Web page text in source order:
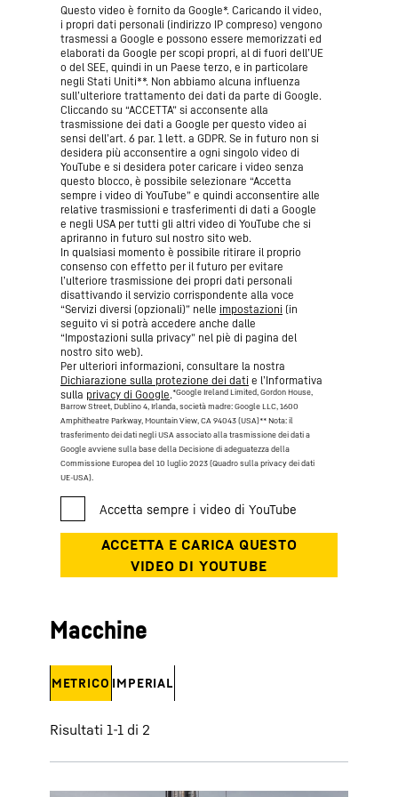
Questo video è fornito da Google*. Caricando il video,
i propri dati personali (indirizzo IP compreso) vengono
trasmessi a Google e possono essere memorizzati ed
elaborati da Google per scopi propri, al di fuori dell’UE
o del SEE, quindi in un Paese terzo, e in particolare
negli Stati Uniti**. Non abbiamo alcuna influenza
sull’ulteriore trattamento dei dati da parte di Google.
Cliccando su “ACCETTA” si acconsente alla
trasmissione dei dati a Google per questo video ai
sensi dell’art. 6 par. 1 lett. a GDPR. Se in futuro non si
desidera più acconsentire a ogni singolo video di
YouTube e si desidera poter caricare i video senza
questo blocco, è possibile selezionare “Accetta
sempre i video di YouTube” e quindi acconsentire alle
relative trasmissioni e trasferimenti di dati a Google
e negli USA per tutti gli altri video di YouTube che si
apriranno in futuro sul nostro sito web.
In qualsiasi momento è possibile ritirare il proprio
consenso con effetto per il futuro per evitare
l’ulteriore trasmissione dei propri dati personali
disattivando il servizio corrispondente alla voce
“Servizi diversi (opzionali)” nelle impostazioni (in
seguito vi si potrà accedere anche dalle
“Impostazioni sulla privacy” nel piè di pagina del
nostro sito web).
Per ulteriori informazioni, consultare la nostra
Dichiarazione sulla protezione dei dati e l’Informativa
sulla privacy di Google.*Google Ireland Limited, Gordon House,
Barrow Street, Dublino 4, Irlanda, società madre: Google LLC, 1600
Amphitheatre Parkway, Mountain View, CA 94043 (USA)** Nota: il
trasferimento dei dati negli USA associato alla trasmissione dei dati a
Google avviene sulla base della Decisione di adeguatezza della
Commissione Europea del 10 luglio 2023 (Quadro sulla privacy dei dati
UE-USA).
Macchine
Risultati 1-1 di 2
METRICO IMPERIAL